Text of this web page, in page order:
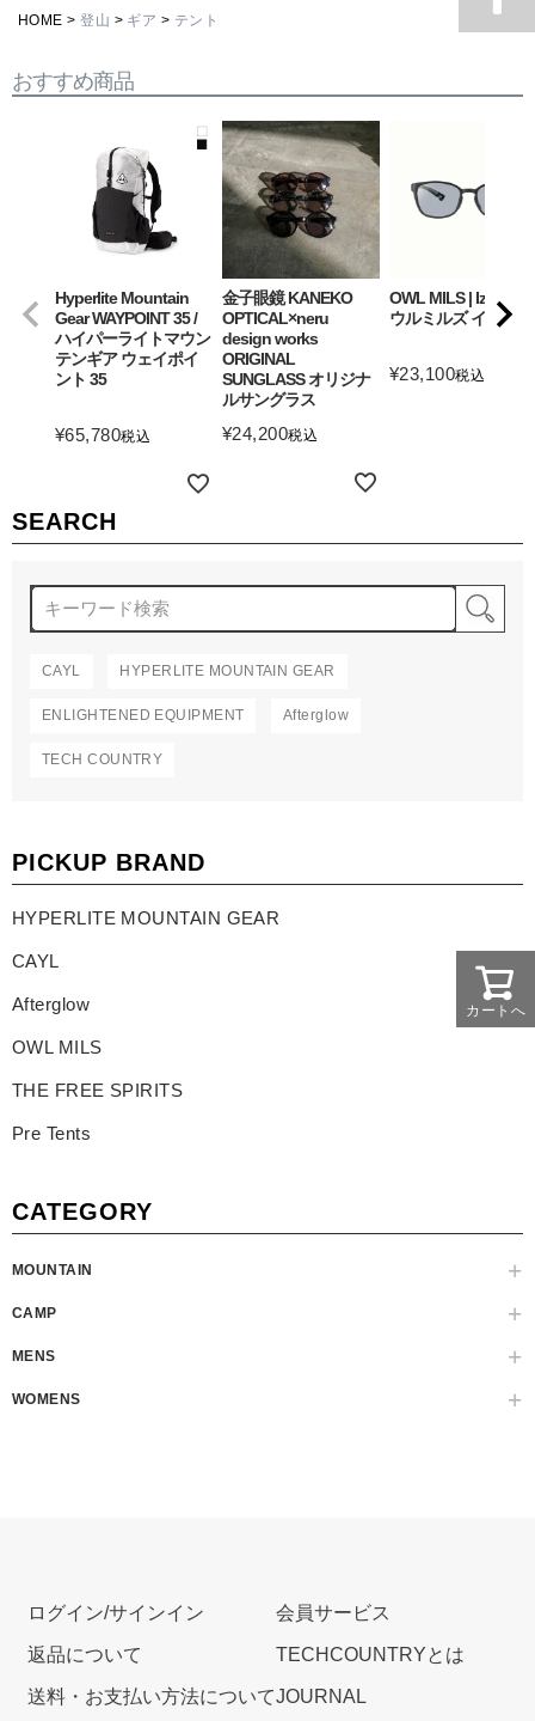
SEARCH
CAYL HYPERLITE MOUNTAIN GEAR
ENLIGHTENED EQUIPMENT Afterglow
TECH COUNTRY
PICKUP BRAND
HYPERLITE MOUNTAIN GEAR
CAYL
Afterglow
OWL MILS
THE FREE SPIRITS
Pre Tents
CATEGORY
MOUNTAIN
CAMP
MENS
WOMENS
HOME 登山 ギア テント
おすすめ商品
Hyperlite Mountain
Gear WAYPOINT 35 /
ハイパーライトマウン
テンギア ウェイポイ
ント 35
¥65,780税込
金子眼鏡 KANEKO
OPTICAL×neru
design works
ORIGINAL
SUNGLASS オリジナ
ルサングラス
¥24,200税込
OWL MILS | Izanagi
ウルミルズ イザナギ
¥23,100税込
カートへ
ログイン/サインイン
返品について
送料・お支払い方法について
会員サービス
TECHCOUNTRYとは
JOURNAL